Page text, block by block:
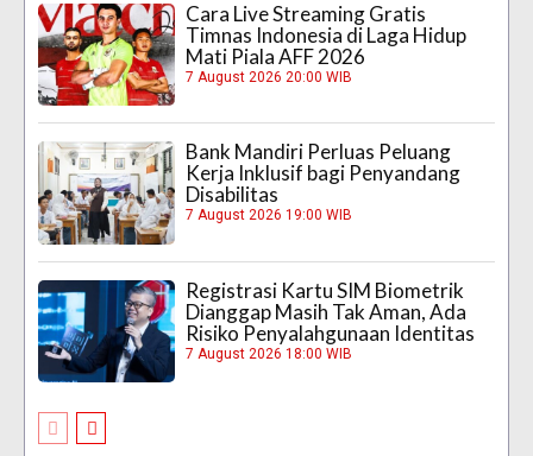
Cara Live Streaming Gratis
Timnas Indonesia di Laga Hidup
Mati Piala AFF 2026
7 August 2026 20:00 WIB
Bank Mandiri Perluas Peluang
Kerja Inklusif bagi Penyandang
Disabilitas
7 August 2026 19:00 WIB
Registrasi Kartu SIM Biometrik
Dianggap Masih Tak Aman, Ada
Risiko Penyalahgunaan Identitas
7 August 2026 18:00 WIB